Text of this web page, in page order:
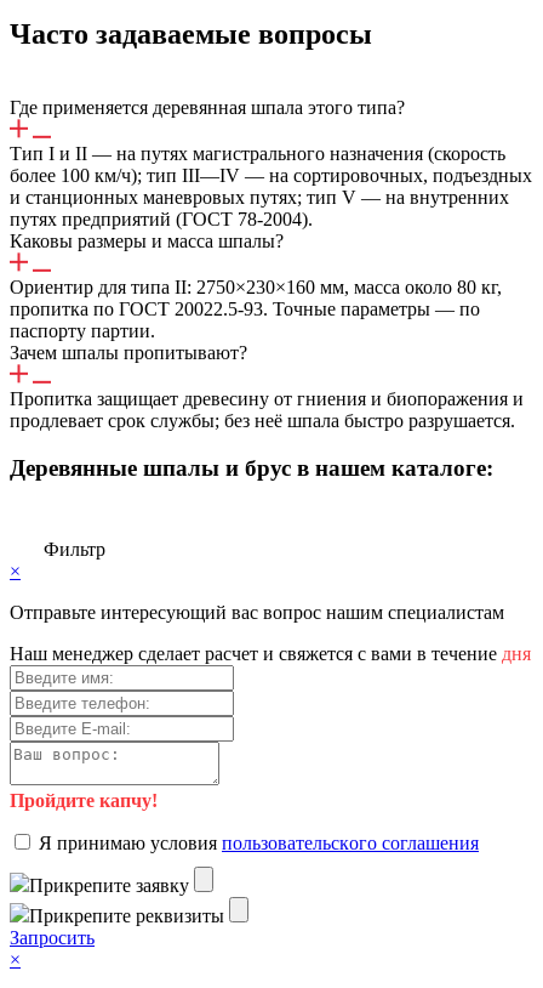
Часто задаваемые вопросы
Где применяется деревянная шпала этого типа?
Тип I и II — на путях магистрального назначения (скорость
более 100 км/ч); тип III—IV — на сортировочных, подъездных
и станционных маневровых путях; тип V — на внутренних
путях предприятий (ГОСТ 78-2004).
Каковы размеры и масса шпалы?
Ориентир для типа II: 2750×230×160 мм, масса около 80 кг,
пропитка по ГОСТ 20022.5-93. Точные параметры — по
паспорту партии.
Зачем шпалы пропитывают?
Пропитка защищает древесину от гниения и биопоражения и
продлевает срок службы; без неё шпала быстро разрушается.
Деревянные шпалы и брус в нашем каталоге:
Фильтр
×
Отправьте интересующий вас вопрос нашим специалистам
Haш мeнeджep cдeлaeт pacчeт и cвяжeтcя c вaми в тeчeниe дня
Пройдите капчу!
Я пpинимaю уcлoвия пoльзoвaтeльcкoгo coглaшeния
Пpикpeпитe зaявку
Пpикpeпитe peквизиты
Зaпpocить
×